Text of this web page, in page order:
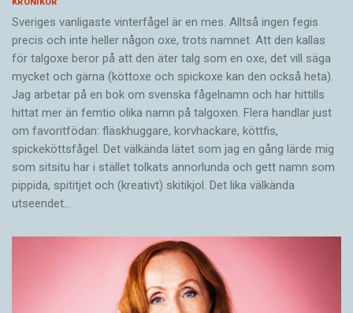
Sveriges vanligaste vinterfågel är en mes. Alltså ingen fegis
precis och inte heller någon oxe, trots namnet. Att den kallas
för talgoxe beror på att den äter talg som en oxe, det vill säga
mycket och gärna (köttoxe och spickoxe kan den också heta).
Jag arbetar på en bok om svenska fågelnamn och har hittills
hittat mer än femtio olika namn på talgoxen. Flera handlar just
om favoritfödan: fläskhuggare, korvhackare, köttfis,
spickeköttsfågel. Det välkända lätet som jag en gång lärde mig
som sitsitu har i stället tolkats annorlunda och gett namn som
pippida, spititjet och (kreativt) skitikjol. Det lika välkända
utseendet…